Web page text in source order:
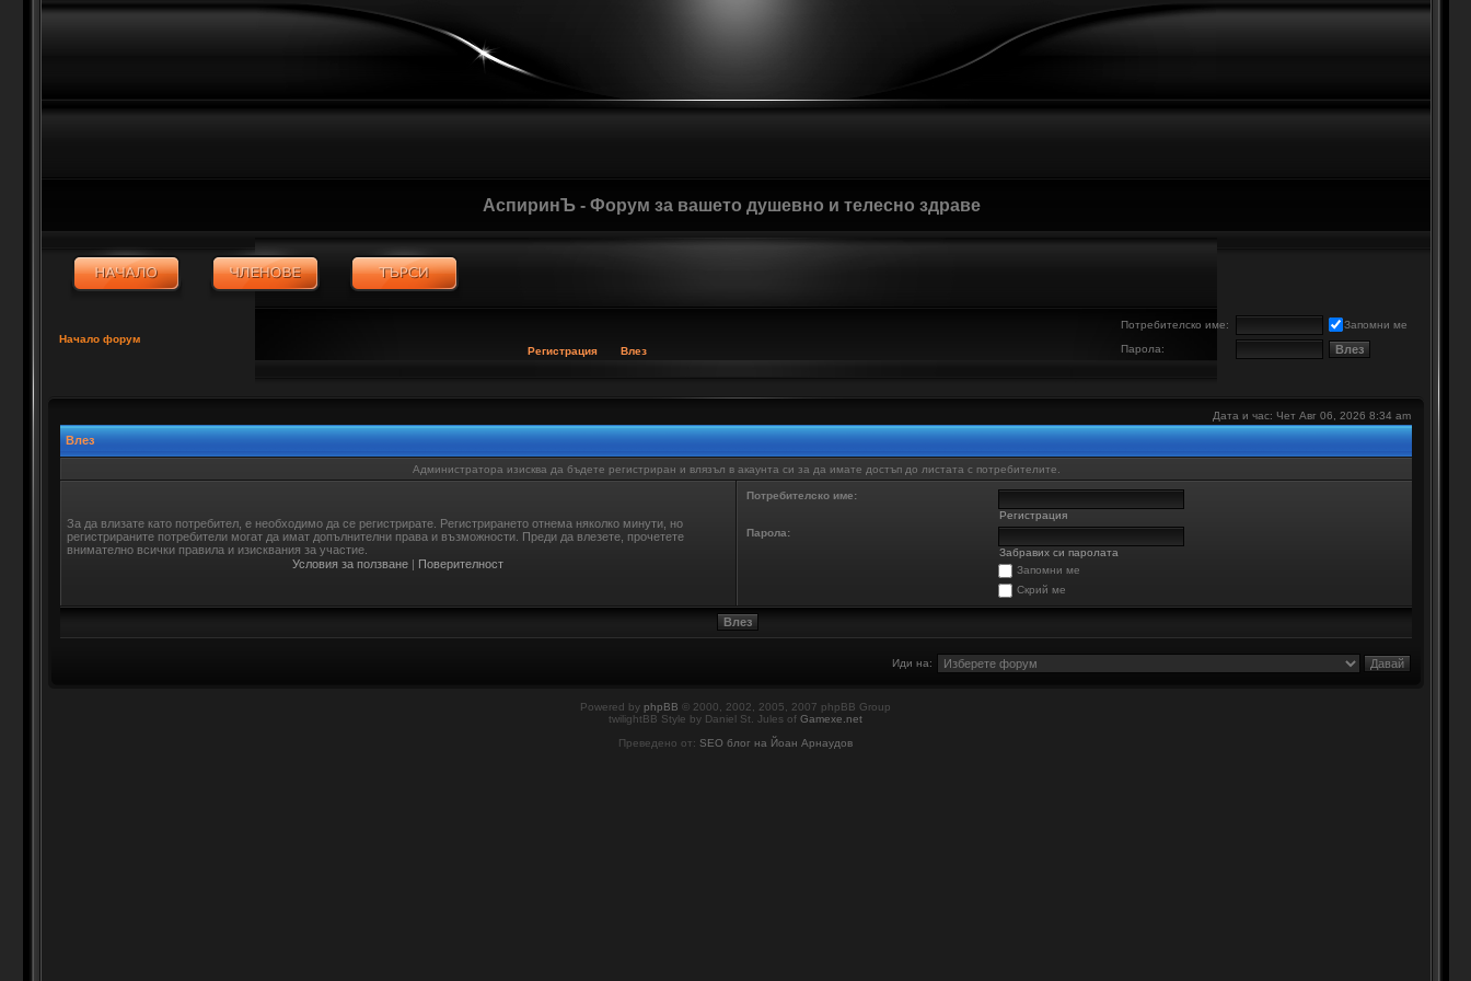
АспиринЪ - Форум за вашето душевно и телесно здраве
Потребителско име:
Запомни ме
Парола:
Начало форум
Регистрация
Влез
Дата и час: Чет Авг 06, 2026 8:34 am
Влез
Администратора изисква да бъдете регистриран и влязъл в акаунта си за да имате достъп до листата с потребителите.
За да влизате като потребител, е необходимо да се регистрирате. Регистрирането отнема няколко минути, но
регистрираните потребители могат да имат допълнителни права и възможности. Преди да влезете, прочетете
внимателно всички правила и изисквания за участие.
Условия за ползване | Поверителност
Потребителско име:
Регистрация
Парола:
Забравих си паролата
Запомни ме
Скрий ме
Иди на:
Powered by phpBB © 2000, 2002, 2005, 2007 phpBB Group
twilightBB Style by Daniel St. Jules of Gamexe.net
Преведено от: SEO блог на Йоан Арнаудов